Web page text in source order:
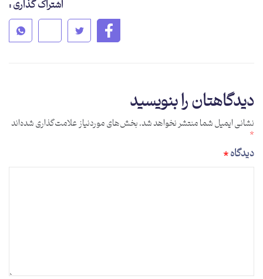
اشتراک گذاری :
دیدگاهتان را بنویسید
نشانی ایمیل شما منتشر نخواهد شد.بخش‌های موردنیاز علامت‌گذاری شده‌اند
دیدگاه*